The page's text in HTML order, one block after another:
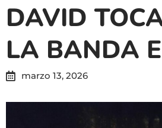
DAVID
LA BANDA
marzo 13, 2026